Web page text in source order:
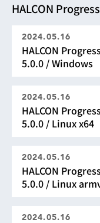
HALCON
2024.05.16
HALCON
5.0.0 / Windows
2024.05.16
HALCON
5.0.0 / Linux x64
2024.05.16
HALCON
5.0.0 / Linux
2024.05.16